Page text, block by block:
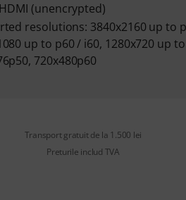
(unencrypted)
resolutions: 3840x2160 up to
up to p60 / i60, 1280x720 up
720x480p60
Transport gratuit de la 1.500 lei
Preturile includ TVA